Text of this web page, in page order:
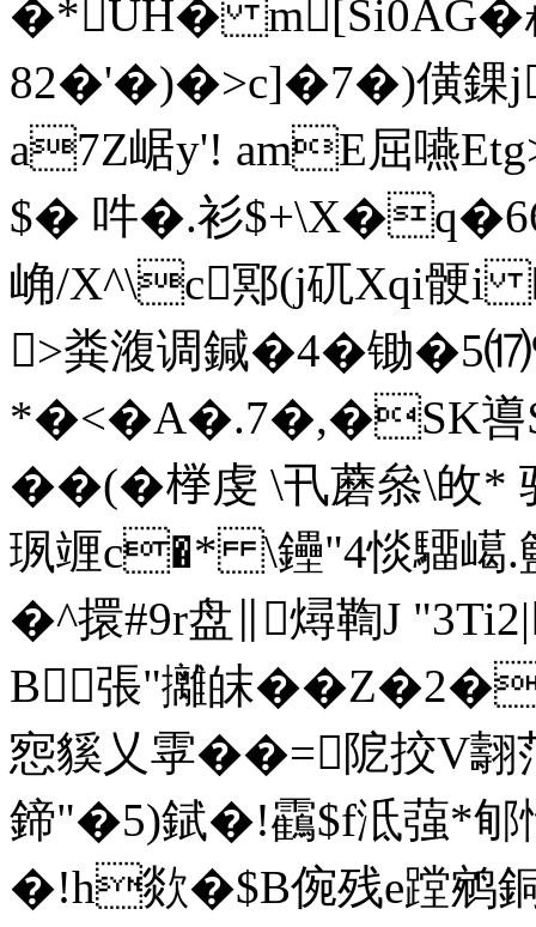
�*UH� m[Si0AG�
82�'�)�>c]�7�)僙錁
a7Z崌y'! amE屈嚥
$� 吽�.衫
崅/X^\c鄍(j矹Xqi骾i
>粪澓调鍼�4�锄
*�<�A�.7�,�SK噵
��(�﨔虔 \卂蘑叅\
珟 竰c�* \鑸"4惔驑嶱.
�^擐#9r盘∥燖鞫J
B張"攡皌
惌貕乂雽��=阸挍V
鍗"�5)錻�!靍$f泜蔃*郇
�!h欻�$B倇残e蹚鹓